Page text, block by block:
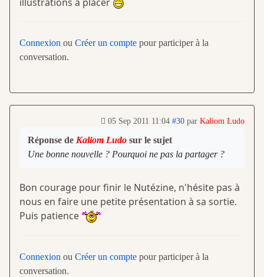
Connexion ou Créer un compte pour participer à la
conversation.
05 Sep 2011 11:04 #30 par Kaliom Ludo
Réponse de Kaliom Ludo sur le sujet
Une bonne nouvelle ? Pourquoi ne pas la partager ?
Bon courage pour finir le Nutézine, n'hésite pas à
nous en faire une petite présentation à sa sortie.
Puis patience
Connexion ou Créer un compte pour participer à la
conversation.